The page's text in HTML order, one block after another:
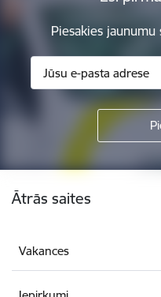
Piesakies jaunumu
Ātrās saites
Vakances